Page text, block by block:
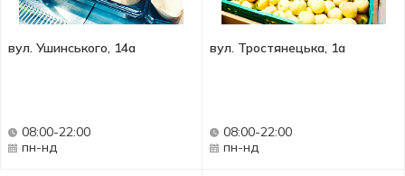
вул. Ушинського, 14а
08:00-22:00
пн-нд
вул. Тростянецька, 1а
08:00-22:00
пн-нд